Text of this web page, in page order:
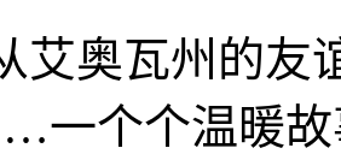
奥瓦州的友谊
一个个温暖故